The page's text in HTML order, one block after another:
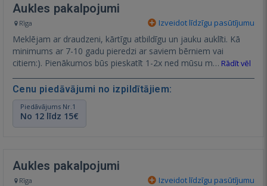
Aukles pakalpojumi
Rīga Izveidot līdzīgu pasūtījumu
Meklējam ar draudzeni, kārtīgu atbildīgu un jauku auklīti. Kā
minimums ar 7-10 gadu pieredzi ar saviem bērniem vai
citiem:). Pienākumos būs pieskatīt 1-2x ned mūsu m… Rādīt vēl
Cenu piedāvājumi no izpildītājiem:
Piedāvājums Nr.1
No 12 līdz 15€
Aukles pakalpojumi
Rīga Izveidot līdzīgu pasūtījumu